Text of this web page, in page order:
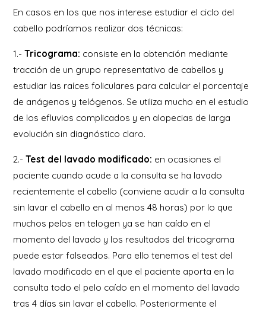
En casos en los que nos interese estudiar el ciclo del
cabello podríamos realizar dos técnicas:
1.-Tricograma: consiste en la obtención mediante
tracción de un grupo representativo de cabellos y
estudiar las raíces foliculares para calcular el porcentaje
de anágenos y telógenos. Se utiliza mucho en el estudio
de los efluvios complicados y en alopecias de larga
evolución sin diagnóstico claro.
2.-Test del lavado modificado: en ocasiones el
paciente cuando acude a la consulta se ha lavado
recientemente el cabello (conviene acudir a la consulta
sin lavar el cabello en al menos 48 horas) por lo que
muchos pelos en telogen ya se han caído en el
momento del lavado y los resultados del tricograma
puede estar falseados. Para ello tenemos el test del
lavado modificado en el que el paciente aporta en la
consulta todo el pelo caído en el momento del lavado
tras 4 días sin lavar el cabello. Posteriormente el